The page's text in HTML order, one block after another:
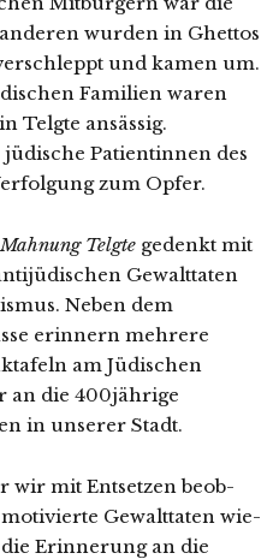
wur­den in Ghettos
und kamen um.
Familien waren
Telgte ansäs­sig.
Patientinnen des
zum Opfer.
Telgte gedenkt mit
Gewalttaten
Neben dem
erin­nern meh­re­re
am Jüdischen
an die 400jährige
in unse­rer Stadt.
wir mit Entsetzen beob­
Gewalttaten wie­
Erinnerung an die